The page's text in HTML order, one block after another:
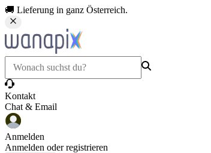
🚚 Lieferung in ganz Österreich.
Kontakt
Chat & Email
Anmelden
Anmelden oder registrieren